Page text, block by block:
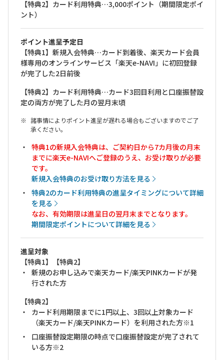
【特典2】カード利用特典…3,000ポイント（期間限定ポイ
ント）
ポイント進呈予定日
【特典1】新規入会特典…カード到着後、楽天カード会員
様専用のオンラインサービス「楽天e-NAVI」に初回登録
が完了した2日前後
【特典2】カード利用特典…カード3回目利用と口座振替設
定の両方が完了した月の翌月末頃
諸事情によりポイント進呈が遅れる場合もございますのでご了
承ください。
特典1の新規入会特典は、ご契約日から7カ月後の月末
までに楽天e-NAVIへご登録のうえ、お受け取りが必要
です。
新規入会特典のお受け取り方法を見る
特典2のカード利用特典の進呈タイミングについて詳細
を見る
なお、有効期限は進呈日の翌月末までとなります。
期間限定ポイントについて詳細を見る
進呈対象
【特典1】【特典2】
新規のお申し込みで楽天カード/楽天PINKカードが発
行された方
【特典2】
カード利用期限までに1円以上、3回以上対象カード
（楽天カード/楽天PINKカード）を利用された方※1
口座振替設定期限の時点で口座振替設定が完了されて
いる方※2